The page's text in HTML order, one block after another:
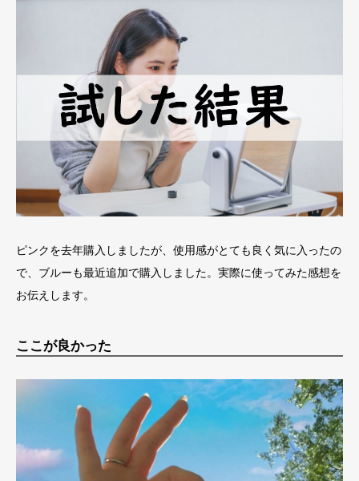
ピンクを去年購入しましたが、使用感がとても良く気に入ったの
で、ブルーも最近追加で購入しました。実際に使ってみた感想を
お伝えします。
ここが良かった